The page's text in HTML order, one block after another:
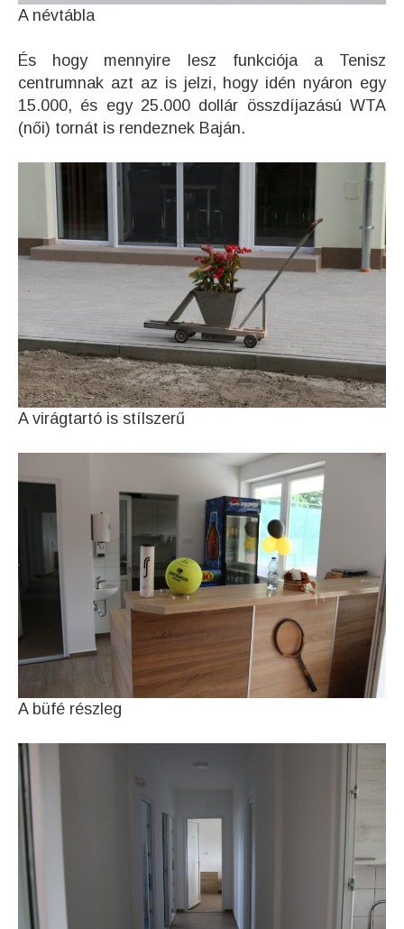
A névtábla
És hogy mennyire lesz funkciója a Tenisz
centrumnak azt az is jelzi, hogy idén nyáron egy
15.000, és egy 25.000 dollár összdíjazású WTA
(női) tornát is rendeznek Baján.
A virágtartó is stílszerű
A büfé részleg